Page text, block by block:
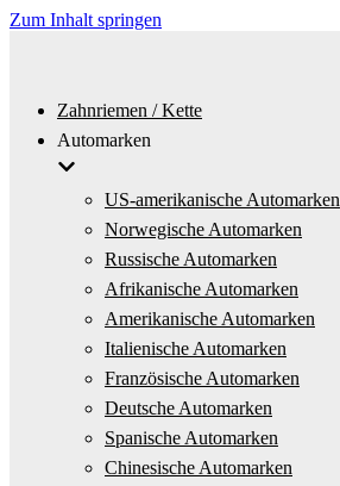
Zum Inhalt springen
Zahnriemen / Kette
Automarken
US-amerikanische Automarken
Norwegische Automarken
Russische Automarken
Afrikanische Automarken
Amerikanische Automarken
Italienische Automarken
Französische Automarken
Deutsche Automarken
Spanische Automarken
Chinesische Automarken